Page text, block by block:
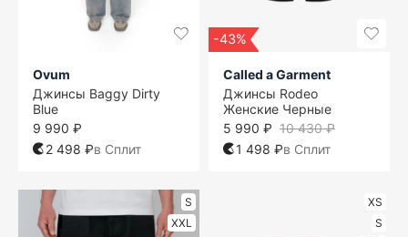
Ovum
Джинсы Baggy Dirty
Blue
9 990 ₽
2 498 ₽в Сплит
-43%
Called a Garment
Джинсы Rodeo
Женские Черные
10 430 ₽
5 990 ₽
1 498 ₽в Сплит
S
XXL
XS
S